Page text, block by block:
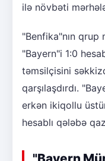
ilə növbəti
"Benfika"nın qrup
"Bayern"i 1:0
təmsilçisini
qarşılaşdırdı.
erkən ikiqollu
hesablı qələbə